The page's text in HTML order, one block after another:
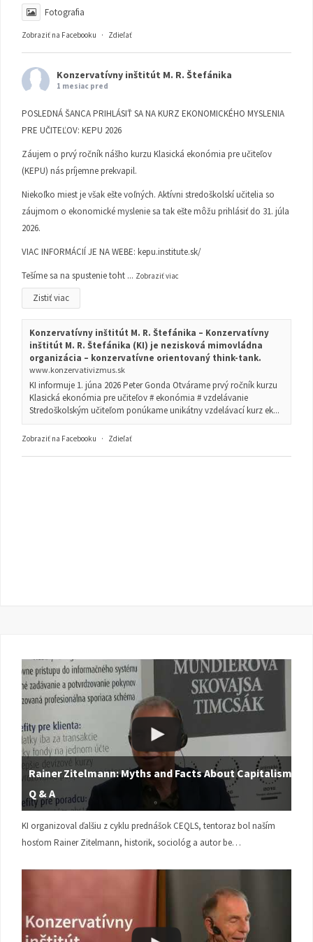
Fotografia
Zobraziť na Facebooku · Zdieľať
Konzervatívny inštitút M. R. Štefánika
1 mesiac pred
POSLEDNÁ ŠANCA PRIHLÁSIŤ SA NA KURZ EKONOMICKÉHO MYSLENIA
PRE UČITEĽOV: KEPU 2026
Záujem o prvý ročník nášho kurzu Klasická ekonómia pre učiteľov
(KEPU) nás príjemne prekvapil.
Niekoľko miest je však ešte voľných. Aktívni stredoškolskí učitelia so
záujmom o ekonomické myslenie sa tak ešte môžu prihlásiť do 31. júla
2026.
VIAC INFORMÁCIÍ JE NA WEBE: kepu.institute.sk/
Tešíme sa na spustenie toht ... Zobraziť viac
Zistiť viac
Konzervatívny inštitút M. R. Štefánika – Konzervatívny
inštitút M. R. Štefánika (KI) je nezisková mimovládna
organizácia – konzervatívne orientovaný think-tank.
www.konzervativizmus.sk
KI informuje 1. júna 2026 Peter Gonda Otvárame prvý ročník kurzu
Klasická ekonómia pre učiteľov # ekonómia # vzdelávanie
Stredoškolským učiteľom ponúkame unikátny vzdelávací kurz ek...
Zobraziť na Facebooku · Zdieľať
Rainer Zitelmann: Myths and Facts About Capitalism |
Q & A
KI organizoval ďalšiu z cyklu prednášok CEQLS, tentoraz bol naším
hosťom Rainer Zitelmann, historik, sociológ a autor be…